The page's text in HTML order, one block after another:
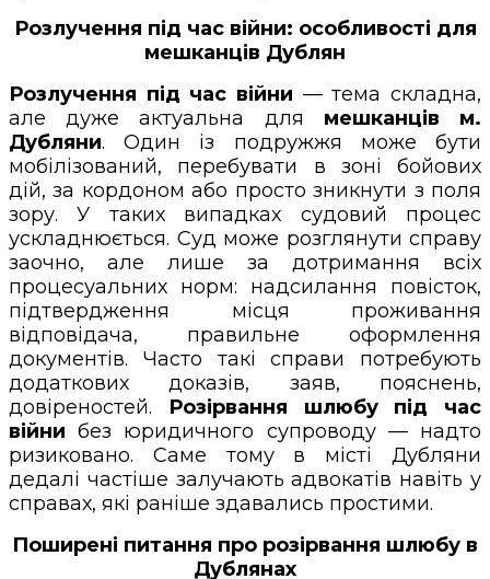
Розлучення під час війни: особливості для
мешканців Дублян
Розлучення під час війни — тема складна,
але дуже актуальна для мешканців м.
Дубляни. Один із подружжя може бути
мобілізований, перебувати в зоні бойових
дій, за кордоном або просто зникнути з поля
зору. У таких випадках судовий процес
ускладнюється. Суд може розглянути справу
заочно, але лише за дотримання всіх
процесуальних норм: надсилання повісток,
підтвердження місця проживання
відповідача, правильне оформлення
документів. Часто такі справи потребують
додаткових доказів, заяв, пояснень,
довіреностей.
Розірвання шлюбу під час
війни без юридичного супроводу — надто
ризиковано. Саме тому в місті Дубляни
дедалі частіше залучають адвокатів навіть у
справах, які раніше здавались простими.
Поширені питання про розірвання шлюбу в
Дублянах